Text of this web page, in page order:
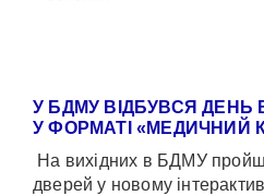
У БДМУ ВІДБУВСЯ ДЕНЬ
У ФОРМАТІ «МЕДИЧНИЙ
На вихідних в БДМУ
дверей у новому